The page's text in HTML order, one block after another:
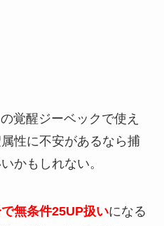
覚醒ジーベックで使え
性に不安があるなら捕
かもしれない。
無条件25UP扱いになる